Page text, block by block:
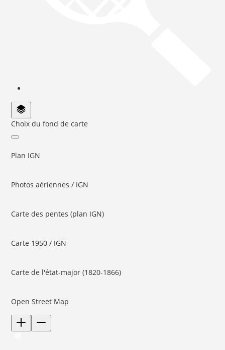
Choix du fond de carte
Plan IGN
Photos aériennes / IGN
Carte des pentes (plan IGN)
Carte 1950 / IGN
Carte de l'état-major (1820-1866)
Open Street Map